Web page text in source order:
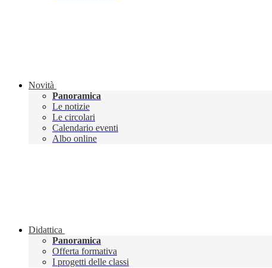
Novità
Panoramica
Le notizie
Le circolari
Calendario eventi
Albo online
Didattica
Panoramica
Offerta formativa
I progetti delle classi